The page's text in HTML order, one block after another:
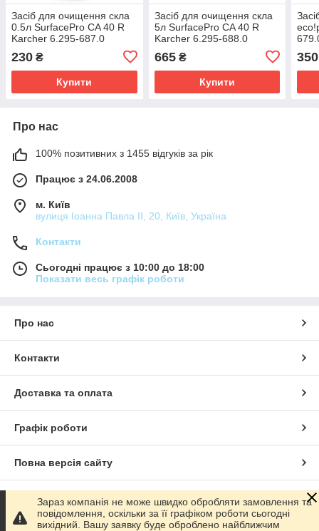
Засіб для очищення скла
0.5л SurfacePro CA 40 R
Karcher 6.295-687.0
230 ₴
Купити
Засіб для очищення скла
5л SurfacePro CA 40 R
Karcher 6.295-688.0
665₴
Купити
350
Про нас
100% позитивних з 1455 відгуків за рік
Працює з 24.06.2008
м. Київ
вулиця Іоанна Павла ІІ, 20, Київ, Україна
Контакти
Сьогодні працює з 10:00 до 18:00
Показати весь графік роботи
Про нас
Контакти
Доставка та оплата
Графік роботи
Повна версія сайту
Сайт створено на маркетплейсі Prom.ua
Зараз компанія не може швидко обробляти замовлення та
повідомлення, оскільки за її графіком роботи сьогодні
вихідний. Вашу заявку буде оброблено найближчим